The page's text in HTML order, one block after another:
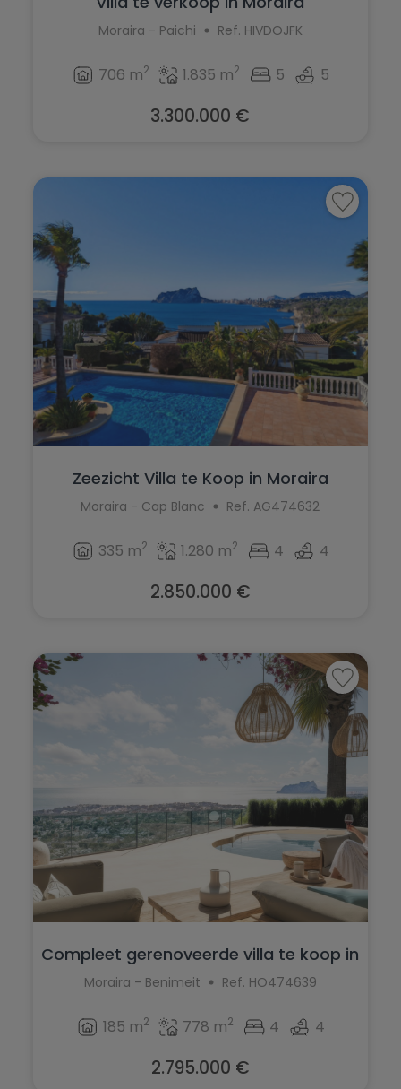
Moraira - Paichi Ref. HIVDOJFK
706 m2 1.835 m2 5 5
3.300.000 €
Zeezicht Villa te Koop in Moraira
Moraira - Cap Blanc Ref. AG474632
335 m2 1.280 m2 4 4
2.850.000 €
Compleet gerenoveerde villa te koop in
M...
Moraira - Benimeit Ref. HO474639
185 m2 778 m2 4 4
2.795.000 €